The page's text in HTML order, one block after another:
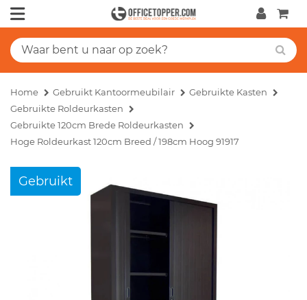
Home Gebruikt Kantoormeubilair
Gebruikte Kasten
Gebruikte Roldeurkasten
Gebruikte 120cm Brede Roldeurkasten
Hoge Roldeurkast 120cm Breed / 198cm Hoog 91917
Gebruikt